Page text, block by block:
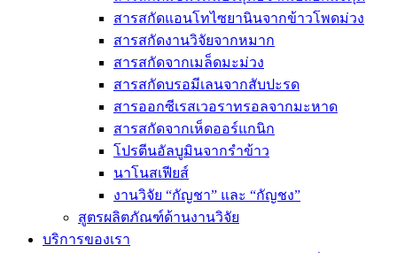
สารสกัดแอนโทไซยานินจากข้าวโพดม่วง
สารสกัดงานวิจัยจากหมาก
สารสกัดจากเมล็ดมะม่วง
สารสกัดบรอมีเลนจากสับปะรด
สารออกซีเรสเวอราทรอลจากมะหาด
สารสกัดจากเห็ดออร์แกนิก
โปรตีนอัลบูมินจากรำข้าว
นาโนสเฟียส์
งานวิจัย “กัญชา” และ “กัญชง”
สูตรผลิตภัณฑ์ด้านงานวิจัย
บริการของเรา